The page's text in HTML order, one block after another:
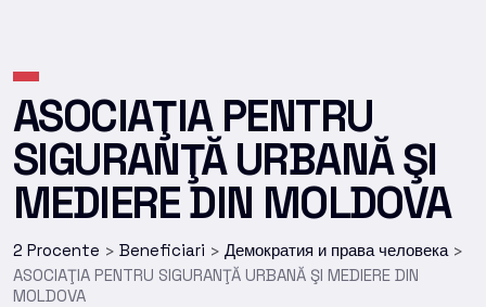
ASOCIAŢIA PENTRU
SIGURANŢĂ URBANĂ ŞI
MEDIERE DIN MOLDOVA
2 Procente > Beneficiari > Демократия и права человека >
ASOCIAŢIA PENTRU SIGURANŢĂ URBANĂ ŞI MEDIERE DIN
MOLDOVA